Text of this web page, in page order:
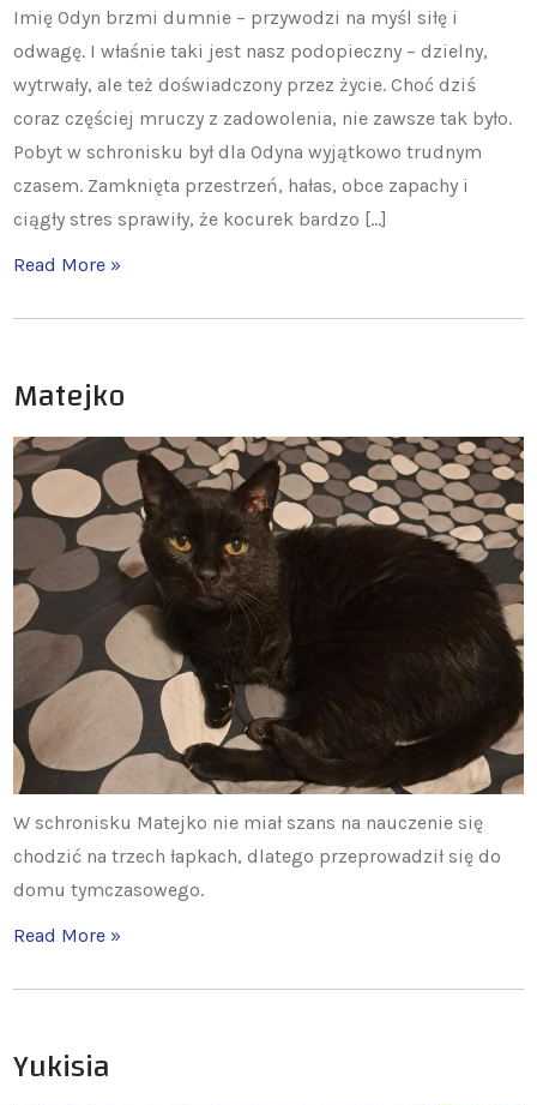
Imię Odyn brzmi dumnie – przywodzi na myśl siłę i
odwagę. I właśnie taki jest nasz podopieczny – dzielny,
wytrwały, ale też doświadczony przez życie. Choć dziś
coraz częściej mruczy z zadowolenia, nie zawsze tak było.
Pobyt w schronisku był dla Odyna wyjątkowo trudnym
czasem. Zamknięta przestrzeń, hałas, obce zapachy i
ciągły stres sprawiły, że kocurek bardzo […]
Read More »
Matejko
W schronisku Matejko nie miał szans na nauczenie się
chodzić na trzech łapkach, dlatego przeprowadził się do
domu tymczasowego.
Read More »
Yukisia